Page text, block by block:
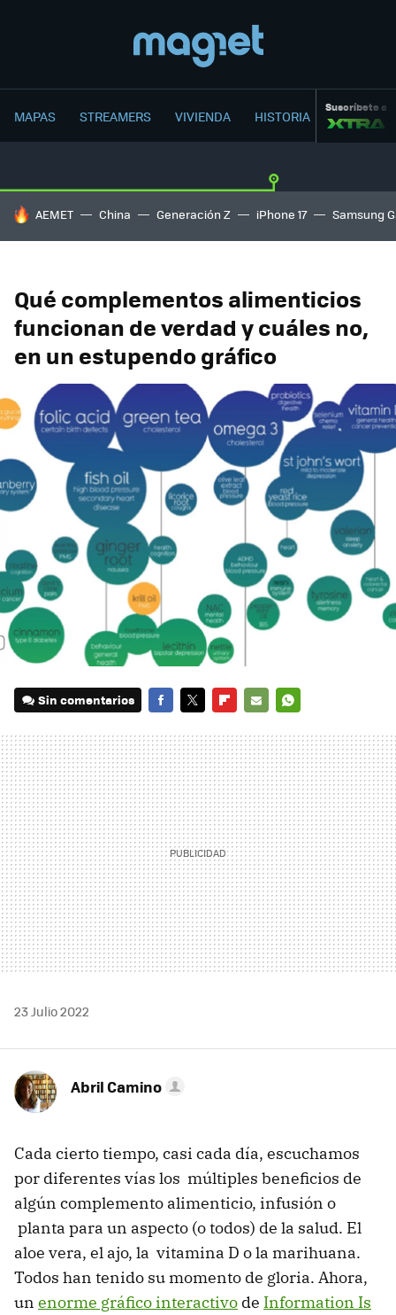
MAPAS STREAMERS VIVIENDA HISTORIA Suscríbete a
HOY SE HABLA DE
AEMET China Generación Z iPhone 17 Samsung
Qué complementos alimenticios
funcionan de verdad y cuáles no,
en un estupendo gráfico
Sin comentarios
MAIL
23 Julio 2022
Abril Camino
Cada cierto tiempo, casi cada día, escuchamos
por diferentes vías los múltiples beneficios de
algún complemento alimenticio, infusión o
planta para un aspecto (o todos) de la salud. El
aloe vera, el ajo, la vitamina D o la marihuana.
Todos han tenido su momento de gloria. Ahora,
un enorme gráfico interactivo de Information Is